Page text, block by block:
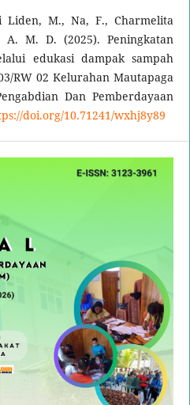
Liden, M., Na, F., Charmelita
M. D. (2025). Peningkatan
edukasi dampak sampah
RW 02 Kelurahan Mautapaga
Dan Pemberdayaan
doi.org/10.71241/wxhj8y89